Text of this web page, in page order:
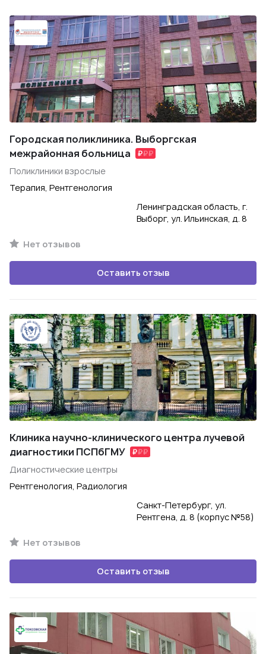
Городская поликлиника. Выборгская
межрайонная больница
Поликлиники взрослые
Терапия, Рентгенология
Ленинградская область, г.
Выборг, ул. Ильинская, д. 8
Нет отзывов
Оставить отзыв
Клиника научно-клинического центра лучевой
диагностики ПСПбГМУ
Диагностические центры
Рентгенология, Радиология
Санкт-Петербург, ул.
Рентгена, д. 8 (корпус №58)
Нет отзывов
Оставить отзыв